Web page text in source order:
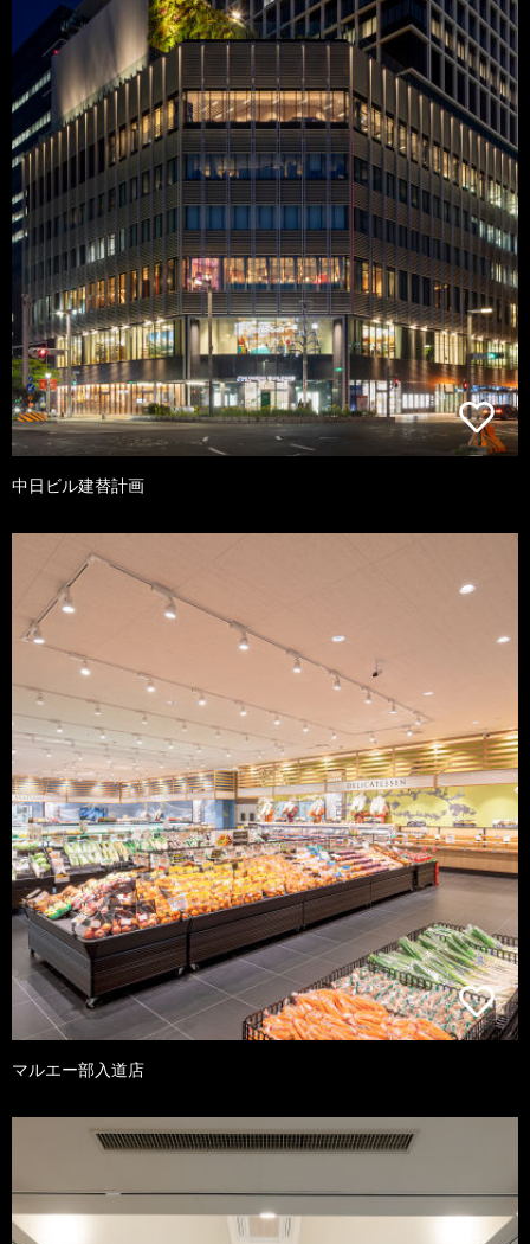
中日ビル建替計画
マルエー部入道店